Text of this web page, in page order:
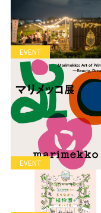
EVENT
EVENT